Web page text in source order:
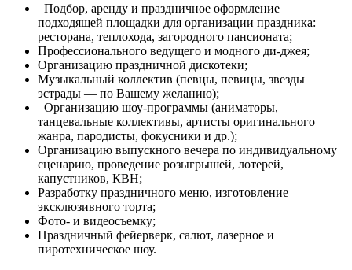
Подбор, аренду и праздничное оформление
подходящей площадки для организации праздника:
ресторана, теплохода, загородного пансионата;
Профессионального ведущего и модного ди-джея;
Организацию праздничной дискотеки;
Музыкальный коллектив (певцы, певицы, звезды
эстрады — по Вашему желанию);
Организацию шоу-программы (аниматоры,
танцевальные коллективы, артисты оригинального
жанра, пародисты, фокусники и др.);
Организацию выпускного вечера по индивидуальному
сценарию, проведение розыгрышей, лотерей,
капустников, КВН;
Разработку праздничного меню, изготовление
эксклюзивного торта;
Фото- и видеосъемку;
Праздничный фейерверк, салют, лазерное и
пиротехническое шоу.